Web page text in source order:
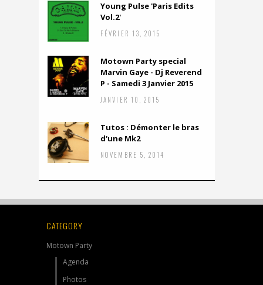
Young Pulse 'Paris Edits
Vol.2'
FÉVRIER 13, 2015
Motown Party special
Marvin Gaye - Dj Reverend
P - Samedi 3 Janvier 2015
JANVIER 10, 2015
Tutos : Démonter le bras
d'une Mk2
NOVEMBRE 5, 2014
CATEGORY
Motown Party
Agenda
Photos